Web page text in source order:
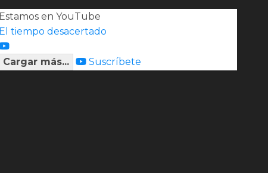
Estamos en YouTube
El tiempo desacertado
Cargar más... Suscríbete